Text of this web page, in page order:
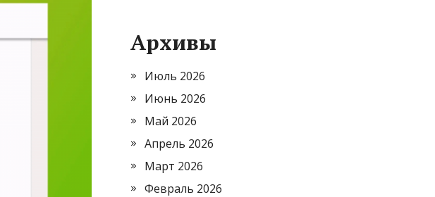
Архивы
Июль 2026
Июнь 2026
Май 2026
Апрель 2026
Март 2026
Февраль 2026